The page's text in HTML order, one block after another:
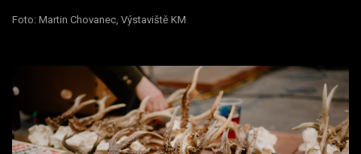
Foto: Martin Chovanec, Výstaviště KM